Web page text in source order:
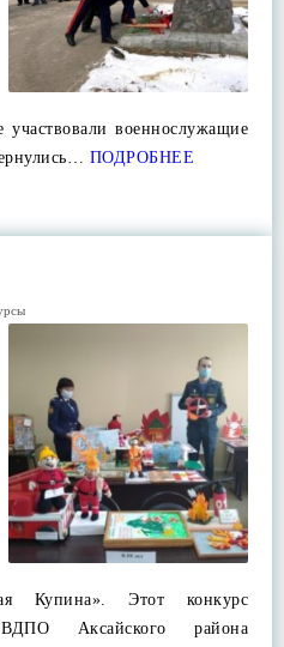
военнослужащие
ПОДРОБНЕЕ
Купина». Этот конкурс
Аксайского района